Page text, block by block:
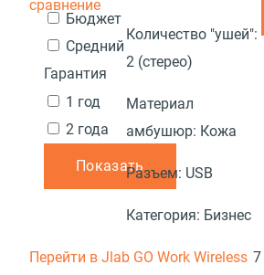
Бюджет
Средний
Гарантия
1 год
2 года
Показать
сравнение
Количество "ушей":
2 (стерео)
Материал
амбушюр: Кожа
Разъем: USB
Категория: Бизнес
Перейти в Jlab GO Work Wireless